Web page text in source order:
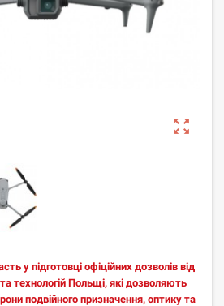
zoom_out_map
у підготовці офіційних дозволів від
технологій Польщі, які дозволяють
подвійного призначення, оптику та